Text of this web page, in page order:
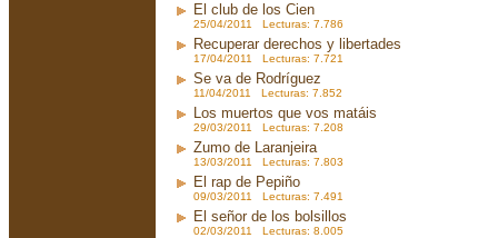
El club de los Cien
25/04/2011 Lecturas: 7.786
Recuperar derechos y libertades
17/04/2011 Lecturas: 7.721
Se va de Rodríguez
11/04/2011 Lecturas: 7.852
Los muertos que vos matáis
29/03/2011 Lecturas: 7.208
Zumo de Laranjeira
13/03/2011 Lecturas: 7.803
El rap de Pepiño
09/03/2011 Lecturas: 7.491
El señor de los bolsillos
02/03/2011 Lecturas: 8.005